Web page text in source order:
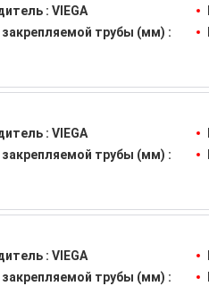
: VIEGA
трубы (мм) :
: VIEGA
трубы (мм) :
: VIEGA
трубы (мм) :